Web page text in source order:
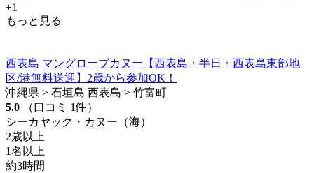
+1
もっと見る
西表島 マングローブカヌー【西表島・半日・西表島東部地
区/港無料送迎】2歳から参加OK！
沖縄県 > 石垣島 西表島 > 竹富町
5.0
（口コミ 1件）
シーカヤック・カヌー（海）
2歳以上
1名以上
約3時間